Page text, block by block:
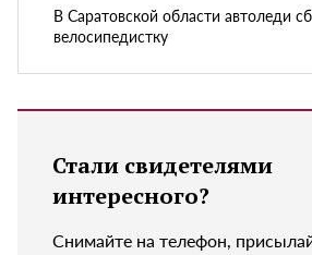
В Саратовской области автоледи
велосипедистку
Стали свидетелями
интересного?
Снимайте на телефон,